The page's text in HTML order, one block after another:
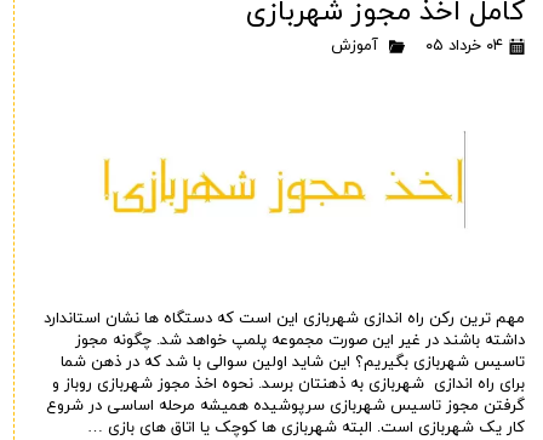
کامل اخذ مجوز شهربازی
۰۴ خرداد ۰۵ آموزش
مهم ترین رکن راه اندازی شهربازی این است که دستگاه ها نشان استاندارد
داشته باشند در غیر این صورت مجموعه پلمپ خواهد شد. چگونه مجوز
تاسیس شهربازی بگیریم؟ این شاید اولین سوالی با شد که در ذهن شما
برای راه اندازی شهربازی به ذهنتان برسد. نحوه اخذ مجوز شهربازی روباز و
گرفتن مجوز تاسیس شهربازی سرپوشیده همیشه مرحله اساسی در شروع
کار یک شهربازی است. البته شهربازی ها کوچک یا اتاق های بازی …